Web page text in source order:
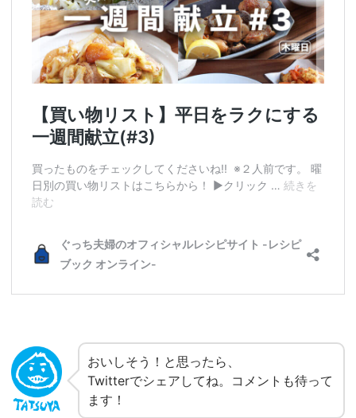
おいしそう！と思ったら、
Twitterでシェアしてね。コメントも待って
ます！